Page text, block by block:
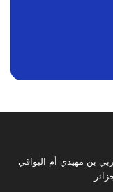
بن مهيدي أم البواقي